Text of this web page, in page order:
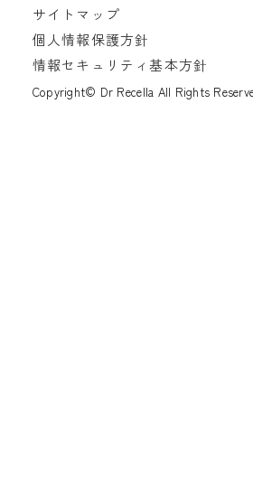
サイトマップ
個人情報保護方針
情報セキュリティ基本方針
Copyright© Dr Recella All Rights